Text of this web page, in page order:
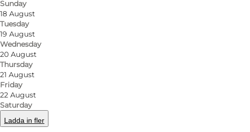
Sunday
18 August
Tuesday
19 August
Wednesday
20 August
Thursday
21 August
Friday
22 August
Saturday
Ladda in fler